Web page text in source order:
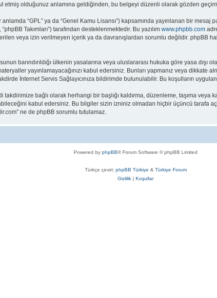
etmiş olduğunuz anlamına geldiğinden, bu belgeyi düzenli olarak gözden
anlamda “GPL” ya da “Genel Kamu Lisansı”) kapsamında yayınlanan bir mesaj
Takımları”) tarafından desteklenmektedir. Bu yazılım www.phpbb.com
veya izin verilmeyen içerik ya da davranışlardan sorumlu değildir. phpBB
barındırıldığı ülkenin yasalarına veya uluslararası hukuka göre yasa
yayınlamayacağınızı kabul edersiniz. Bunları yapmanız veya dikkate
İnternet Servis Sağlayıcınıza bildirimde bulunulabilir. Bu koşulların
bağlı olarak herhangi bir başlığı kaldırma, düzenleme, taşıma veya
kabul edersiniz. Bu bilgiler sizin izniniz olmadan hiçbir üçüncü tarafa
ne de phpBB sorumlu tutulamaz.
Powered by phpBB® Forum Software © phpBB Limited
Türkçe çeviri: phpBB Türkiye & Türkiye Forum
Gizlilik | Koşullar